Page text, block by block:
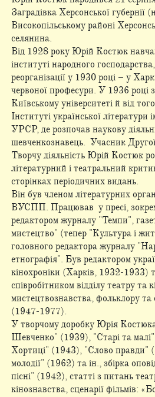
Заградівка Херсонської губернії
Високопільському районі
селянина.
Від 1928 року Юрій Костюк
інституті народного
реорганізації у 1930 році – у
червоної професури. У 1936 році
Київському університеті й від
Інституті української
УРСР, де розпочав наукову
шевченкознавець. Учасник Другої
Творчу діяльність Юрій Костюк
літературний і театральний
сторінках періодичних видань.
Він був членом літературних
ВУСПП. Працював у пресі,
редактором журналу "Темпи",
мистецтво" (тепер "Культура і
головного редактора журналу
етнографія". Був редактором
кінохроніки (Харків, 1932-1933)
співробітником відділу театру та
мистецтвознавства, фольклору
(1947-1977).
У творчому доробку Юрія
Шевченко" (1939), "Старі та
Хортиці" (1943), "Слово правди"
молодії" (1962) та ін., збірка
пісні" (1942), статті з питань
кінознавства, сценарії фільмів: